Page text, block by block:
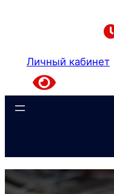
Личный кабинет